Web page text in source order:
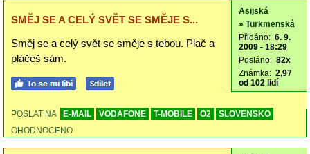
SMĚJ SE A CELÝ SVĚT SE SMĚJE S...
Směj se a celý svět se směje s tebou. Plač a
pláčeš sám.
Asijská
» Turkmenská
Přidáno: 6. 9.
2009 - 18:29
Posláno: 82x
Známka: 2,97
od 102 lidí
POSLAT NA E-MAIL VODAFONE T-MOBILE O2
SLOVENSKO
OHODNOCENO